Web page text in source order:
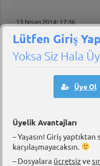
13 Nisan 2014: 17:36
Aybars Bey, merhabalar.
bulunan gemi makineleri
ve bu bölümü bitirdiğim
bekliyor?
Lütfen Giriş
Yoksa Siz Hala
Üye Ol
Üyelik Avantajları
– Yaşasın! Giriş
karşılaşmayacaksın.
– Dosyalara ücretsizve